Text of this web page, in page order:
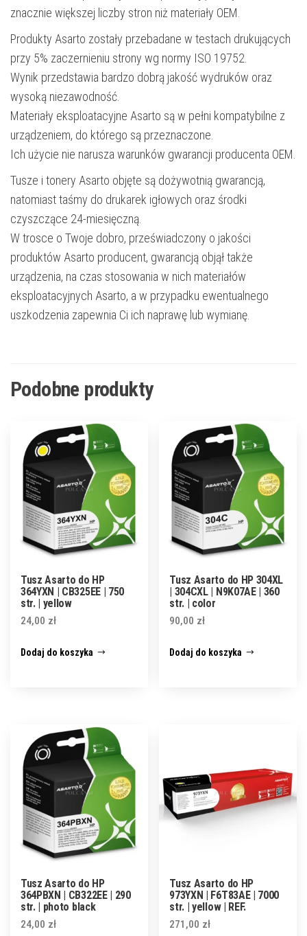
znacznie większej liczby stron niż materiały OEM.
Produkty Asarto zostały przebadane w testach drukujących
przy 5% zaczernieniu strony wg normy ISO 19752.
Wynik przedstawia bardzo dobrą jakość wydruków oraz
wysoką niezawodność.
Materiały eksploatacyjne Asarto są w pełni kompatybilne z
urządzeniem, do którego są przeznaczone.
Ich użycie nie narusza warunków gwarancji producenta OEM.
Tusze i tonery Asarto objęte są dożywotnią gwarancją,
natomiast taśmy do drukarek igłowych oraz środki
czyszczące 24-miesięczną.
W trosce o Twoje dobro, przeświadczony o jakości
produktów Asarto producent, gwarancją objął także
urządzenia, na czas stosowania w nich materiałów
eksploatacyjnych Asarto, a w przypadku ewentualnego
uszkodzenia zapewnia Ci ich naprawę lub wymianę.
Podobne produkty
Tusz Asarto do HP
364YXN | CB325EE | 750
str. | yellow
24,00 zł
Dodaj do koszyka
Tusz Asarto do HP 304XL
| 304CXL | N9K07AE | 360
str. | color
90,00 zł
Dodaj do koszyka
Tusz Asarto do HP
364PBXN | CB322EE | 290
str. | photo black
24,00 zł
Tusz Asarto do HP
973YXN | F6T83AE | 7000
str. | yellow | REF.
271,00 zł